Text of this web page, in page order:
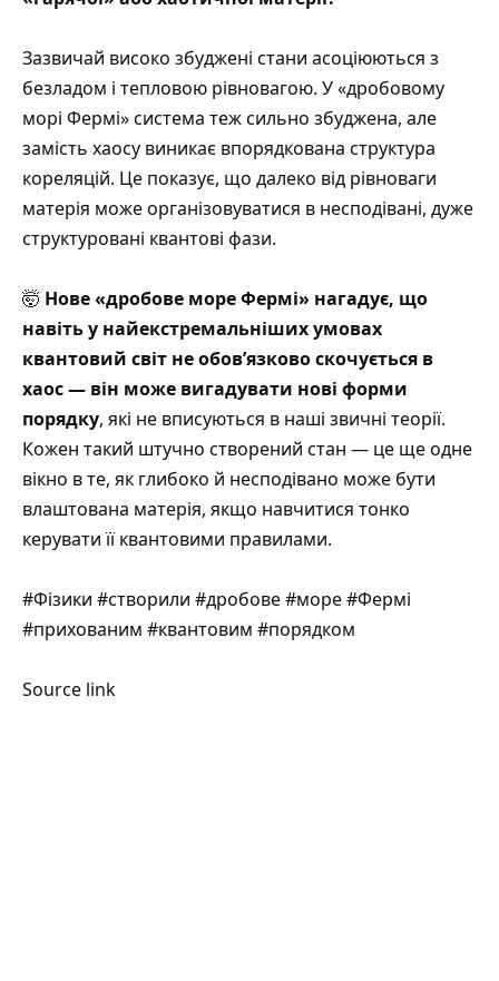
Зазвичай високо збуджені стани асоціюються з
безладом і тепловою рівновагою. У «дробовому
морі Фермі» система теж сильно збуджена, але
замість хаосу виникає впорядкована структура
кореляцій. Це показує, що далеко від рівноваги
матерія може організовуватися в несподівані, дуже
структуровані квантові фази.
🤯 Нове «дробове море Фермі» нагадує, що
навіть у найекстремальніших умовах
квантовий світ не обов’язково скочується в
хаос — він може вигадувати нові форми
порядку, які не вписуються в наші звичні теорії.
Кожен такий штучно створений стан — це ще одне
вікно в те, як глибоко й несподівано може бути
влаштована матерія, якщо навчитися тонко
керувати її квантовими правилами.
#Фізики #створили #дробове #море #Фермі
#прихованим #квантовим #порядком
Source link